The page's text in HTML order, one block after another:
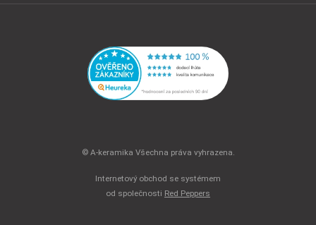
© A-keramika Všechna práva vyhrazena.
Internetový obchod se systémem
od společnosti Red Peppers